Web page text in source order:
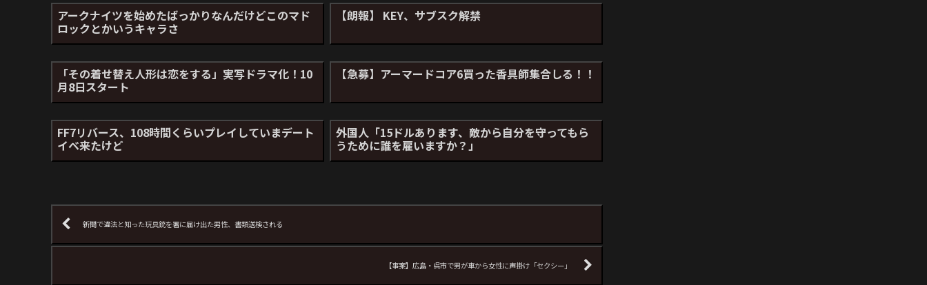
アークナイツを始めたばっかりなんだけどこのマド
ロックとかいうキャラさ
【朗報】 KEY、サブスク解禁
「その着せ替え人形は恋をする」実写ドラマ化！10
月8日スタート
【急募】アーマードコア6買った香具師集合しる！！
FF7リバース、108時間くらいプレイしていまデート
イベ来たけど
外国人「15ドルあります、敵から自分を守ってもら
うために誰を雇いますか？」
新聞で違法と知った玩具銃を署に届け出た男性、書類送検される
【事案】広島・呉市で男が車から女性に声掛け「セクシー」